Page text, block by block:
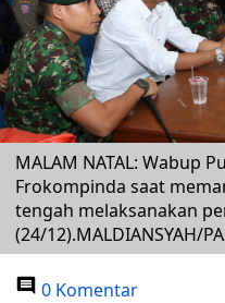
MALAM NATAL: Wabup
Frokompinda saat
tengah melaksanakan
(24/12).MALDIANSYAH/
0 Komentar